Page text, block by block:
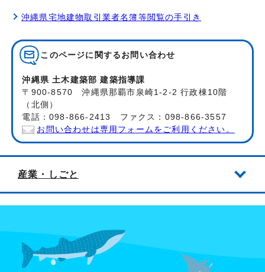
沖縄県宅地建物取引業者名簿等閲覧の手引き
このページに関する お問い合わせ
沖縄県 土木建築部 建築指導課
〒900-8570 沖縄県那覇市泉崎1-2-2 行政棟10階
（北側）
電話：098-866-2413 ファクス：098-866-3557
お問い合わせは専用フォームをご利用ください。
産業・しごと